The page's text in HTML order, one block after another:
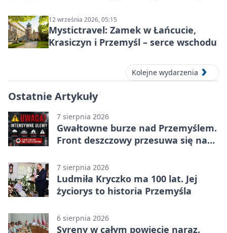
12 września 2026, 05:15
Mystictravel: Zamek w Łańcucie,
Krasiczyn i Przemyśl – serce wschodu
Kolejne wydarzenia
Ostatnie Artykuły
7 sierpnia 2026
Gwałtowne burze nad Przemyślem.
Front deszczowy przesuwa się na
7 sierpnia 2026
Ludmiła Kryczko ma 100 lat. Jej
życiorys to historia Przemyśla
6 sierpnia 2026
Syreny w całym powiecie naraz.